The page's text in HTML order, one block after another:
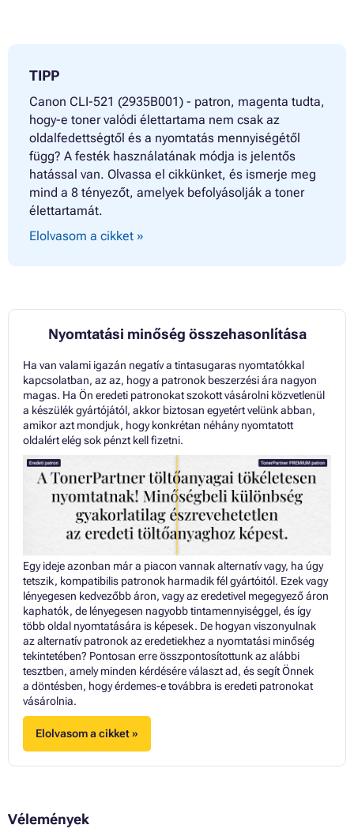
TIPP
Canon CLI-521 (2935B001) - patron, magenta tudta,
hogy-e toner valódi élettartama nem csak az
oldalfedettségtől és a nyomtatás mennyiségétől
függ? A festék használatának módja is jelentős
hatással van. Olvassa el cikkünket, és ismerje meg
mind a 8 tényezőt, amelyek befolyásolják a toner
élettartamát.
Elolvasom a cikket »
Nyomtatási minőség összehasonlítása
Ha van valami igazán negatív a tintasugaras nyomtatókkal
kapcsolatban, az az, hogy a patronok beszerzési ára nagyon
magas. Ha Ön eredeti patronokat szokott vásárolni közvetlenül
a készülék gyártójától, akkor biztosan egyetért velünk abban,
amikor azt mondjuk, hogy konkrétan néhány nyomtatott
oldalért elég sok pénzt kell fizetni.
Egy ideje azonban már a piacon vannak alternatív vagy, ha úgy
tetszik, kompatibilis patronok harmadik fél gyártóitól. Ezek vagy
lényegesen kedvezőbb áron, vagy az eredetivel megegyező áron
kaphatók, de lényegesen nagyobb tintamennyiséggel, és így
több oldal nyomtatására is képesek. De hogyan viszonyulnak
az alternatív patronok az eredetiekhez a nyomtatási minőség
tekintetében? Pontosan erre összpontosítottunk az alábbi
tesztben, amely minden kérdésére választ ad, és segít Önnek
a döntésben, hogy érdemes-e továbbra is eredeti patronokat
vásárolnia.
Elolvasom a cikket »
Vélemények